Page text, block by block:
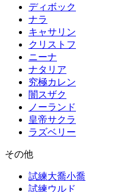
ディボック
ナラ
キャサリン
クリストフ
ニーナ
ナタリア
究極カレン
闇スザク
ノーランド
皇帝サクラ
ラズベリー
その他
試練大喬小喬
試練ウルド